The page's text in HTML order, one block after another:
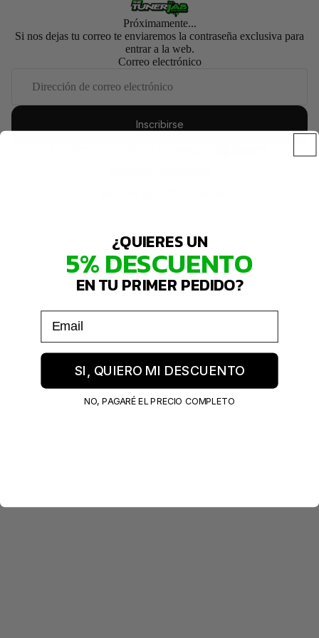
Próximamente...
Si nos dejas tu correo te enviaremos la contraseña exclusiva para
entrar a la web.
Correo electrónico
Inscribirse
¿QUIERES UN
5% DESCUENTO
EN TU PRIMER PEDIDO?
Email
SI, QUIERO MI DESCUENTO
NO, PAGARÉ EL PRECIO COMPLETO